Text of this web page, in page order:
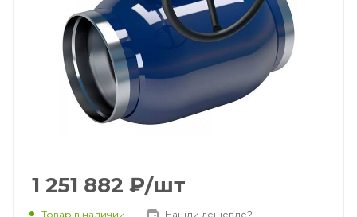
1 251 882 ₽/шт
Товар в наличии Нашли дешевле?